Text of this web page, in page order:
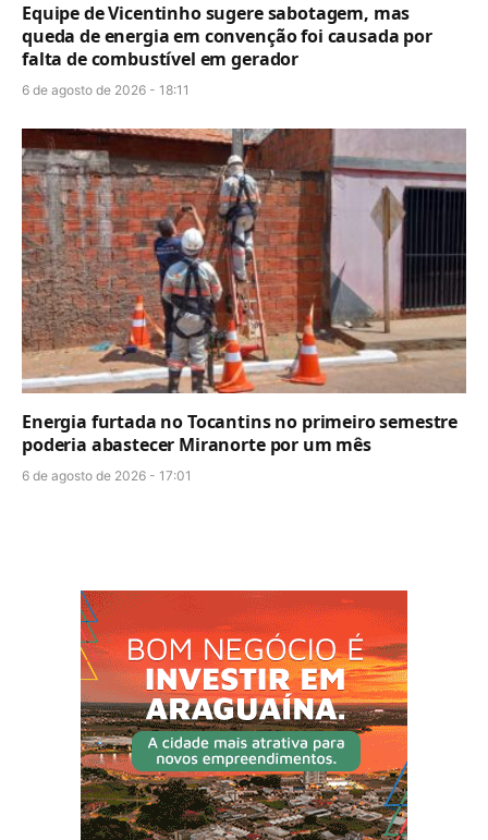
Equipe de Vicentinho sugere sabotagem, mas
queda de energia em convenção foi causada por
falta de combustível em gerador
6 de agosto de 2026 - 18:11
Energia furtada no Tocantins no primeiro semestre
poderia abastecer Miranorte por um mês
6 de agosto de 2026 - 17:01